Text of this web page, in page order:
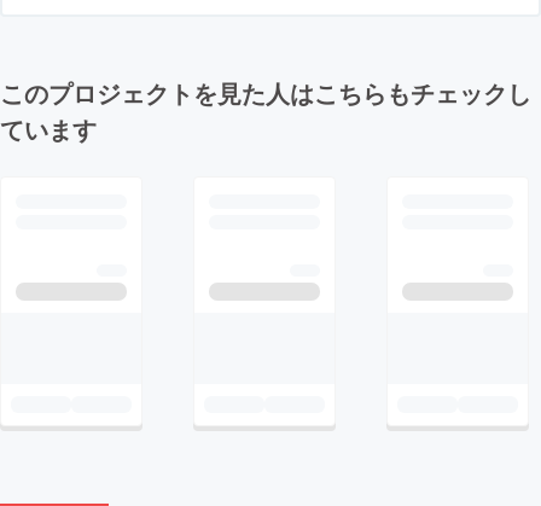
このプロジェクトを見た人はこちらもチェックし
ています